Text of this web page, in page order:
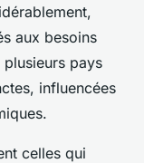
aux besoins
pays
influencées
celles qui